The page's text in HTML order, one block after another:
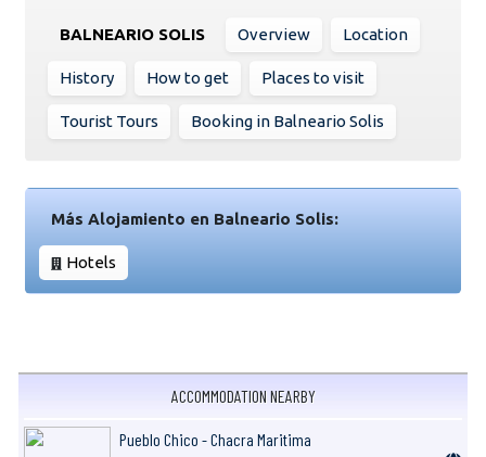
BALNEARIO SOLIS Overview Location
History How to get Places to visit
Tourist Tours Booking in Balneario Solis
Más Alojamiento en Balneario Solis:
Hotels
ACCOMMODATION NEARBY
Pueblo Chico - Chacra Maritima